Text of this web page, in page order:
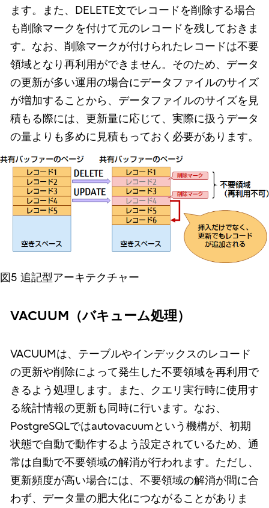
ます。また、DELETE文でレコードを削除する場合
も削除マークを付けて元のレコードを残しておきま
す。なお、削除マークが付けられたレコードは不要
領域となり再利用ができません。そのため、データ
の更新が多い運用の場合にデータファイルのサイズ
が増加することから、データファイルのサイズを見
積もる際には、更新量に応じて、実際に扱うデータ
の量よりも多めに見積もっておく必要があります。
図5 追記型アーキテクチャー
VACUUM（バキューム処理）
VACUUMは、テーブルやインデックスのレコード
の更新や削除によって発生した不要領域を再利用で
きるよう処理します。また、クエリ実行時に使用す
る統計情報の更新も同時に行います。なお、
PostgreSQLではautovacuumという機構が、初期
状態で自動で動作するよう設定されているため、通
常は自動で不要領域の解消が行われます。ただし、
更新頻度が高い場合には、不要領域の解消が間に合
わず、データ量の肥大化につながることがありま